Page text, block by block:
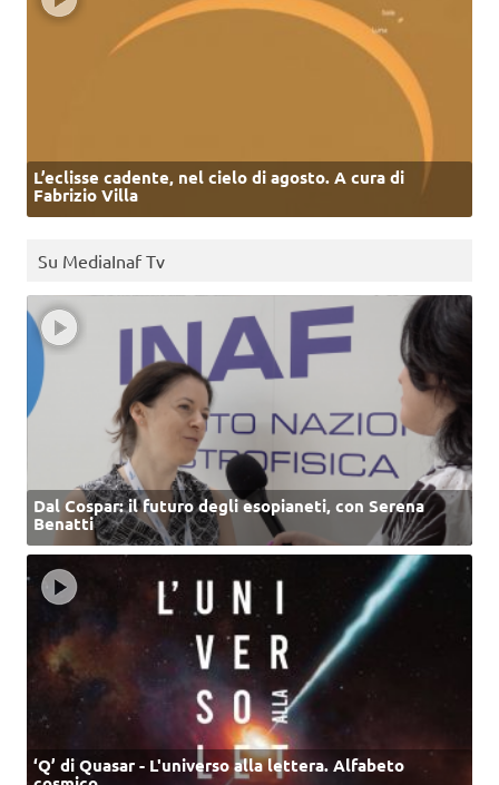
L’eclisse cadente, nel cielo di agosto. A cura di
Fabrizio Villa
Su MediaInaf Tv
Dal Cospar: il futuro degli esopianeti, con Serena
Benatti
‘Q’ di Quasar - L'universo alla lettera. Alfabeto